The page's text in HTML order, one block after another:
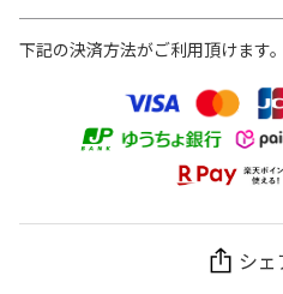
下記の決済方法がご利用頂けます。
シェ